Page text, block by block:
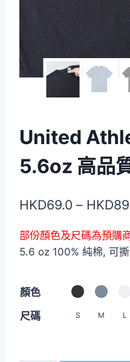
United
5.6oz 高品
HKD69.0 – HKD
部份顏色及尺碼為預購
5.6 oz 100% 純棉, 可
顏色
尺碼
S M L